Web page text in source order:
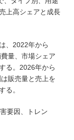
上高シェアと成長
、2022年から
量、市場シェア
る。2026年から
販売量と売上を
る。
要因、トレン